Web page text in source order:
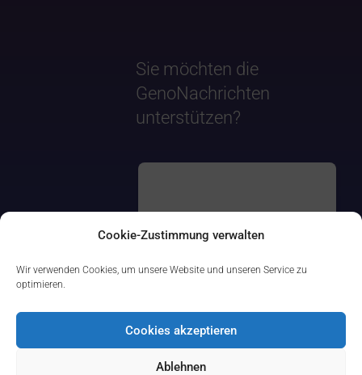
Cookie-Zustimmung verwalten
Wir verwenden Cookies, um unsere Website und unseren Service zu
optimieren.
Cookies akzeptieren
Ablehnen
Sie möchten die
GenoNachrichten
unterstützen?